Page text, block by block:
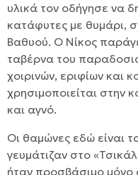
υλικά τον οδήγησε να
κατάφυτες με θυμάρι,
Βαθυού. Ο Νίκος
ταβέρνα του
χοιρινών, εριφίων και
χρησιμοποιείται στην
και αγνό.
Οι θαμώνες εδώ είναι
γευμάτιζαν στο
ήταν προσβάσιμο